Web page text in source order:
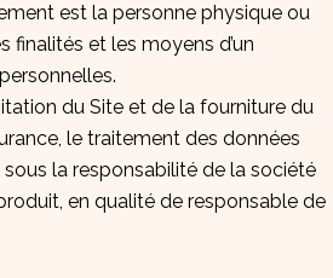
est la personne physique ou
finalités et les moyens d’un
du Site et de la fourniture du
le traitement des données
la responsabilité de la société
en qualité de responsable de